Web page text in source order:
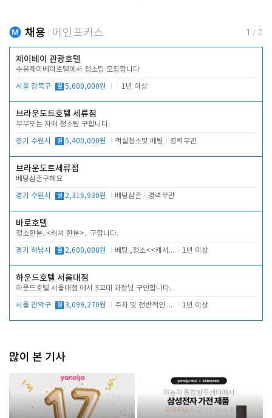
채용 메인포커스 1 / 2
제이베이 관광호텔
수유제이베이호텔에서 청소팀 모집합니다
서울 강북구 월 5,600,000원 1년 이상
브라운도트호텔 세류점
부부또는 자매 청소팀 구합니다.
경기 수원시 월 5,400,000원 객실청소및 베팅 경력무관
브라운도트세류점
베팅삼촌구해요
경기 수원시 월 2,316,930원 베팅삼촌 경력무관
바로호텔
청소한분..<캐셔 한분>.. 구합니다.
경기 하남시 월 2,600,000원 베팅.,청소<<캐셔 모셔봅니다. 1년 이상
하운드호텔 서울대점
하운드호텔 서울대점 에서 3교대 과장님 구인합니다.
서울 관악구 월 3,099,270원 주차 및 전반적인 당번업무 1년 이상
많이 본 기사